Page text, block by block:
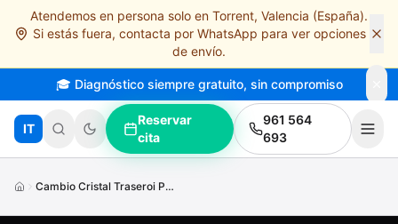
Saltar al contenido principal
Atendemos en persona solo en Torrent, Valencia (España).
Si estás fuera, contacta por WhatsApp para ver opciones
de envío.
🎓 Diagnóstico siempre gratuito, sin compromiso
IT
Reservar
cita
961 564
693
Cambio Cristal Traseroi Phone15